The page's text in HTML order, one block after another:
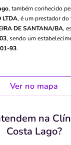
, também conhecido
LTDA, é um prestador do
DE SANTANA/BA,
, sendo um
93.
Ver no mapa
na
Costa Lago?